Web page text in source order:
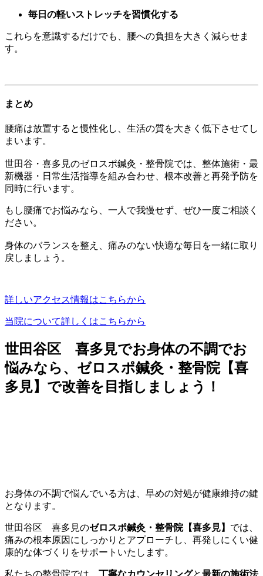
毎日の軽いストレッチを習慣化する
これらを意識するだけでも、腰への負担を大きく減らせま
す。
まとめ
腰痛は放置すると慢性化し、生活の質を大きく低下させてし
まいます。
世田谷・喜多見のゼロスポ鍼灸・整骨院では、整体施術・最
新機器・日常生活指導を組み合わせ、根本改善と再発予防を
同時に行います。
もし腰痛でお悩みなら、一人で我慢せず、ぜひ一度ご相談く
ださい。
身体のバランスを整え、痛みのない快適な毎日を一緒に取り
戻しましょう。
詳しいアクセス情報はこちらから
当院について詳しくはこちらから
世田谷区 喜多見でお身体の不調でお
悩みなら、ゼロスポ鍼灸・整骨院【喜
多見】で改善を目指しましょう！
お身体の不調で悩んでいる方は、早めの対処が健康維持の鍵
となります。
世田谷区 喜多見のゼロスポ鍼灸・整骨院【喜多見】 では、
痛みの根本原因にしっかりとアプローチし、再発しにくい健
康的な体づくりをサポートいたします。